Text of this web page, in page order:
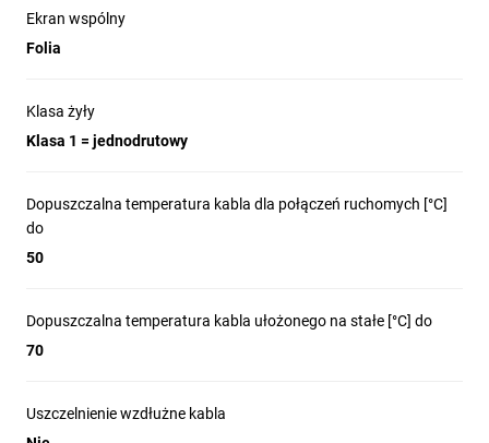
Ekran wspólny
Folia
Klasa żyły
Klasa 1 = jednodrutowy
Dopuszczalna temperatura kabla dla połączeń ruchomych [°C]
do
50
Dopuszczalna temperatura kabla ułożonego na stałe [°C] do
70
Uszczelnienie wzdłużne kabla